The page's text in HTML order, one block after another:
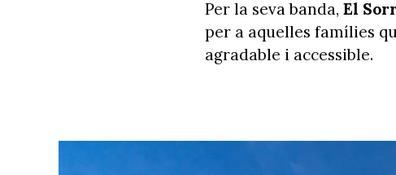
Per la seva banda, El
per a aquelles famílies
agradable i accessible.